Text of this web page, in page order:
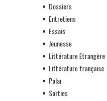
Dossiers
Entretiens
Essais
Jeunesse
Littérature Etrangère
Littérature française
Polar
Sorties